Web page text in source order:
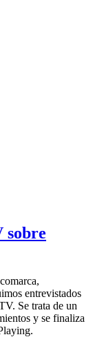
sobre
entrevistados
Se trata de un
y se finaliza